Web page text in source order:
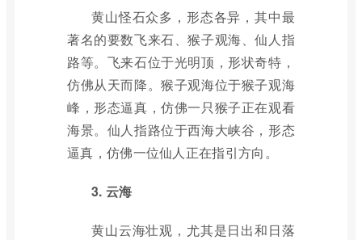
黄山怪石众多，形态各异，其中最
著名的要数飞来石、猴子观海、仙人指
路等。飞来石位于光明顶，形状奇特，
仿佛从天而降。猴子观海位于猴子观海
峰，形态逼真，仿佛一只猴子正在观看
海景。仙人指路位于西海大峡谷，形态
逼真，仿佛一位仙人正在指引方向。
3. 云海
黄山云海壮观，尤其是日出和日落